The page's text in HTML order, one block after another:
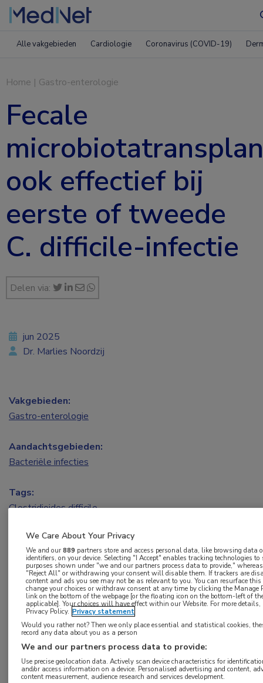
Alle vakgebieden Cardiologie Coronavirus (COVID-19)
Home | Gastro-enterologie
Fecale
ook effectief bij
eerste of tweede
C. difficile-infectie
Delen via:
Herhaalde behandeling met fecale
microbiotatransplantatie (FMT) is niet alleen
effectief bij recividerende infecties met
Clostridioides difficile(CDI), maar ook bij een
eerste of tweede infectie met de bacterie.
Paaske en collega’s concluderen dan ook dat het
opnemen van FMT in behandelprotocollen voor
CDI de patiëntoverleving zou kunnen
verbeteren.
jun 2025
Dr. Marlies Noordzij
Vakgebieden:
Gastro-enterologie
Aandachtsgebieden:
Bacteriële infecties
Tags:
Clostridioides difficile
We Care About Your Privacy
We and our889partners store and access personal data, like browsing data
identifiers, on your device. Selecting "I Accept" enables tracking technologies to
purposes shown under "we and our partners process data to provide,"
"Reject All" or withdrawing your consent will disable them. If trackers are
content and ads you see may not be as relevant to you. You can resurface
change your choices or withdraw consent at any time by clicking the Manage
link on the bottom of the webpage [or the floating icon on the bottom-left of
applicable]. Your choices will have effect within our Website. For more details,
Privacy Policy. Privacy statement
Would you rather not? Then we only place essential and statistical cookies,
record any data about you as a person
We and our partners process data to provide:
Use precise geolocation data. Actively scan device characteristics for
and/or access information on a device. Personalised advertising and content,
content measurement, audience research and services development.